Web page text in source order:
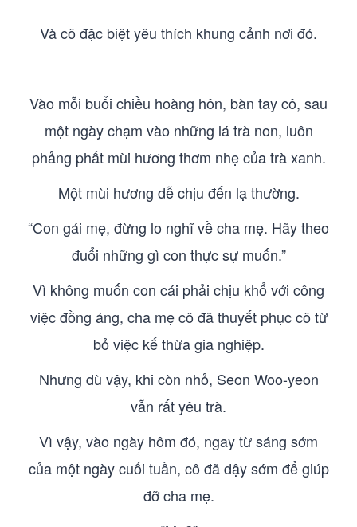
Và cô đặc biệt yêu thích khung cảnh nơi đó.
Vào mỗi buổi chiều hoàng hôn, bàn tay cô, sau
một ngày chạm vào những lá trà non, luôn
phảng phất mùi hương thơm nhẹ của trà xanh.
Một mùi hương dễ chịu đến lạ thường.
“Con gái mẹ, đừng lo nghĩ về cha mẹ. Hãy theo
đuổi những gì con thực sự muốn.”
Vì không muốn con cái phải chịu khổ với công
việc đồng áng, cha mẹ cô đã thuyết phục cô từ
bỏ việc kế thừa gia nghiệp.
Nhưng dù vậy, khi còn nhỏ, Seon Woo-yeon
vẫn rất yêu trà.
Vì vậy, vào ngày hôm đó, ngay từ sáng sớm
của một ngày cuối tuần, cô đã dậy sớm để giúp
đỡ cha mẹ.